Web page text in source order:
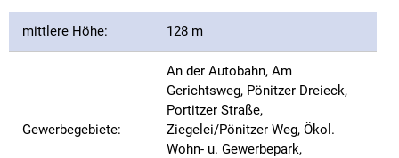
mittlere Höhe: 128 m
Gewerbegebiete:
An der Autobahn, Am
Gerichtsweg, Pönitzer Dreieck,
Portitzer Straße,
Ziegelei/Pönitzer Weg, Ökol.
Wohn- u. Gewerbepark,